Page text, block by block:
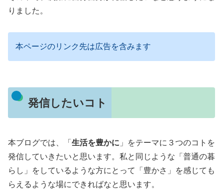
りました。
本ページのリンク先は広告を含みます
発信したいコト
本ブログでは、「 生活を豊かに 」をテーマに３つのコトを
発信していきたいと思います。私と同じような「普通の暮
らし」をしているような方にとって「豊かさ」を感じても
らえるような場にできればなと思います。